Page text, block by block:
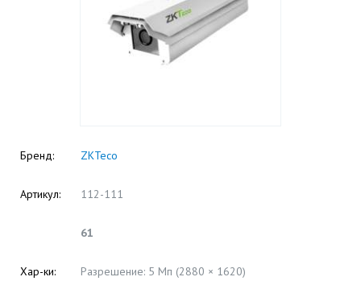
Бренд: ZKTeco
Артикул: 112-111
61
Хар-ки: Разрешение: 5 Мп (2880 × 1620)